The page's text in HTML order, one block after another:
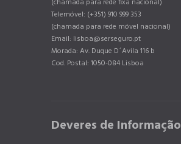
(chamada para rede fixa nacional)
Telemóvel: (+351) 910 999 353
(chamada para rede móvel nacional)
Email: lisboa@serseguro.pt
Morada: Av. Duque D´Avila 116 b
Cod. Postal: 1050-084 Lisboa
Deveres de Informação